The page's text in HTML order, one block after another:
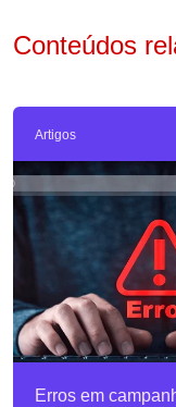
Conteúdos
Artigos
Erros em